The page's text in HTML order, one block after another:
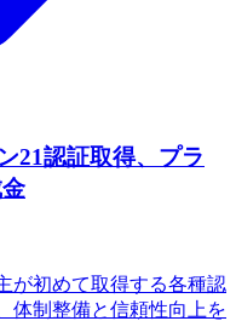
21認証取得、プラ
が初めて取得する各種認
体制整備と信頼性向上を